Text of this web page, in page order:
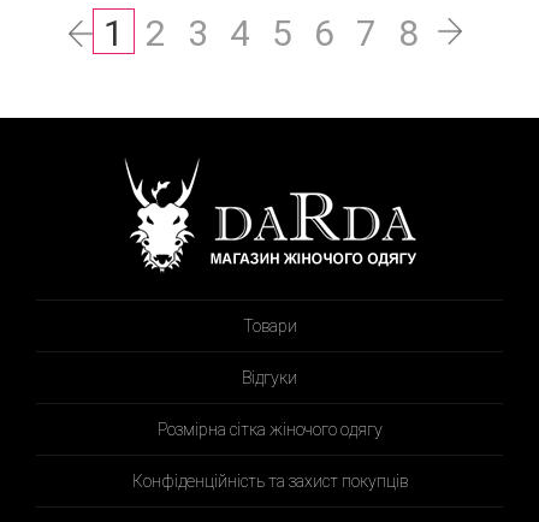
1 2 3 4 5 6 7 8
Товари
Відгуки
Розмірна сітка жіночого одягу
Конфіденційність та захист покупців